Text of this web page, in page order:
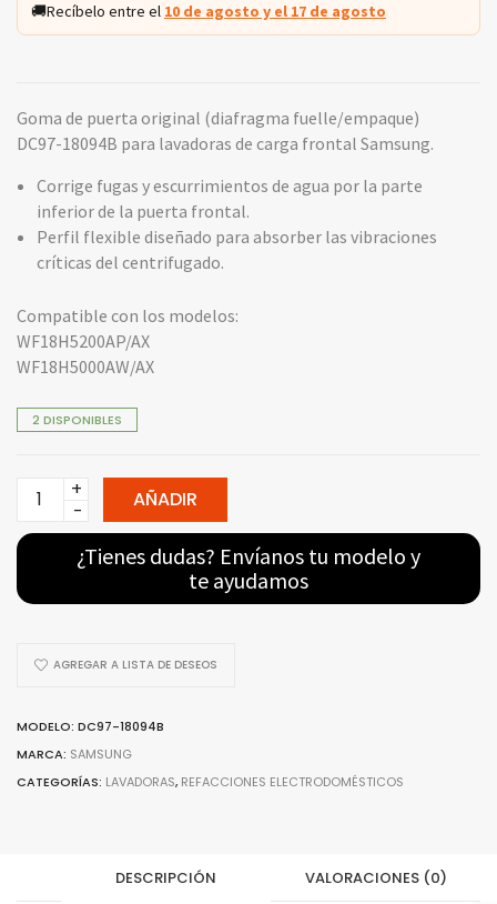
🚚Recíbelo entre el 10 de agosto y el 17 de agosto
Goma de puerta original (diafragma fuelle/empaque)
DC97-18094B para lavadoras de carga frontal Samsung.
Corrige fugas y escurrimientos de agua por la parte
inferior de la puerta frontal.
Perfil flexible diseñado para absorber las vibraciones
críticas del centrifugado.
Compatible con los modelos:
WF18H5200AP/AX
WF18H5000AW/AX
2 DISPONIBLES
Diafragma
Fuelle
18094B
Para
AÑADIR
¿Tienes dudas? Envíanos tu modelo y
te ayudamos
AGREGAR A LISTA DE DESEOS
MODELO: DC97-18094B
MARCA: SAMSUNG
CATEGORÍAS: LAVADORAS, REFACCIONES ELECTRODOMÉSTICOS
DESCRIPCIÓN VALORACIONES (0)